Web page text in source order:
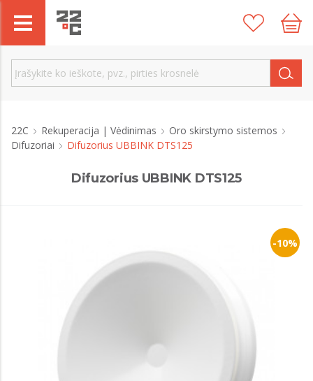
22C Rekuperacija | Vėdinimas
Oro skirstymo sistemos
Difuzoriai
Difuzorius UBBINK DTS125
Difuzorius UBBINK DTS125
-10%